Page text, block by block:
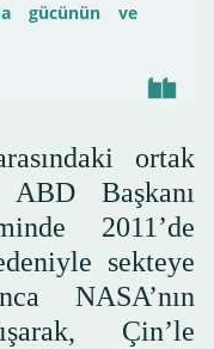
gücünün ve
ortak
Başkanı
2011’de
sekteye
NASA’nın
Çin’le